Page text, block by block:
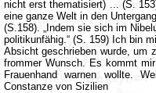
nicht erst thematisiert) ... (S.
eine ganze Welt in den
(S.158). „Indem sie sich im
politikunfähig.“ (S. 159) Ich bin
Absicht geschrieben wurde, um
frommer Wunsch. Es kommt
Frauenhand warnen wollte.
Constanze von Sizilien